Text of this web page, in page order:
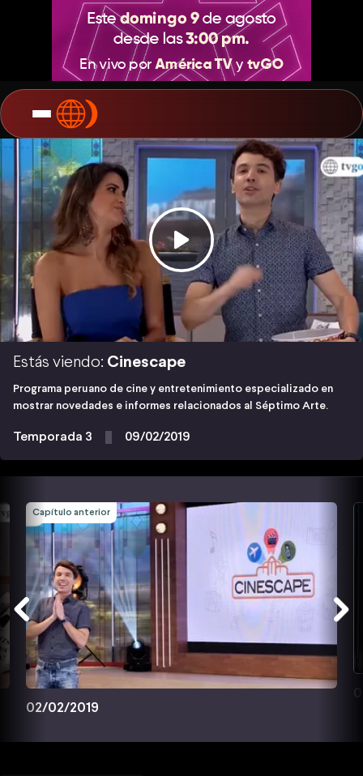
Estás viendo: Cinescape
Programa peruano de cine y entretenimiento especializado en
mostrar novedades e informes relacionados al Séptimo Arte.
Temporada 3 09/02/2019
Capítulo anterior
02/02/2019